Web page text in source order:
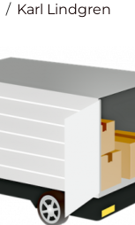
Karl Lindgren